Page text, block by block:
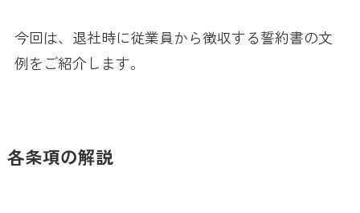
今回は、退社時に従業員から徴収する誓約書の文
例をご紹介します。
各条項の解説